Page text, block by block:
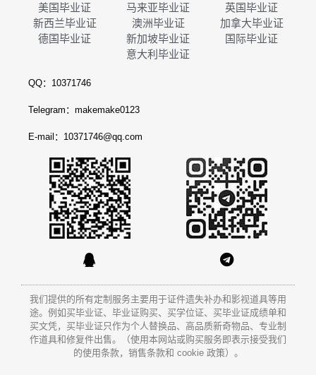
美国毕业证 马来亚毕业证
英国毕业证
新西兰毕业证
澳洲毕业证
加拿大毕业证
德国毕业证
新加坡毕业证
国际毕业证
意大利毕业证
QQ：10371746
Telegram：makemake0123
E-mail：10371746@qq.com
我们提供的所有定制服务主要用于证件遗失补办和影视道具等用
途。例如买毕业证、毕业证购买、买学位证、买毕业证成绩单和
买文凭，买毕业证只作为个人替换品、高品质新奇物品、专业制
作道具和修复件出售。（使用本网站或购买服务即表示接受我们
的使用条款，销售条款和 cookie 政策）。